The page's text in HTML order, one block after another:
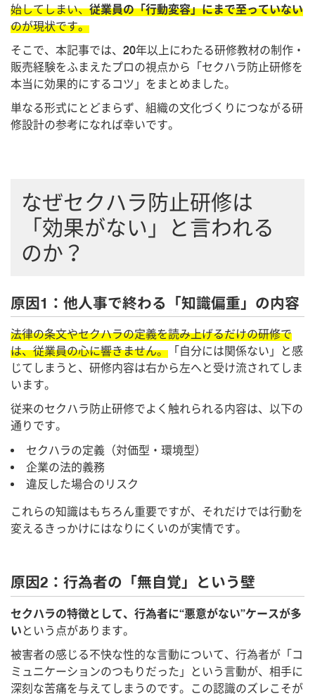
始してしまい、従業員の「行動変容」にまで至っていない
のが現状です。
そこで、本記事では、20年以上にわたる研修教材の制作・
販売経験をふまえたプロの視点から「セクハラ防止研修を
本当に効果的にするコツ」をまとめました。
単なる形式にとどまらず、組織の文化づくりにつながる研
修設計の参考になれば幸いです。
なぜセクハラ防止研修は
「効果がない」と言われる
のか？
原因1：他人事で終わる「知識偏重」の内容
法律の条文やセクハラの定義を読み上げるだけの研修で
は、従業員の心に響きません。 「自分には関係ない」と感
じてしまうと、研修内容は右から左へと受け流されてしま
います。
従来のセクハラ防止研修でよく触れられる内容は、以下の
通りです。
セクハラの定義（対価型・環境型）
企業の法的義務
違反した場合のリスク
これらの知識はもちろん重要ですが、それだけでは行動を
変えるきっかけにはなりにくいのが実情です。
原因2：行為者の「無自覚」という壁
セクハラの特徴として、行為者に“悪意がない”ケースが多
い という点があります。
被害者の感じる不快な性的な言動について、行為者が「コ
ミュニケーションのつもりだった」という言動が、相手に
深刻な苦痛を与えてしまうのです。この認識のズレこそが